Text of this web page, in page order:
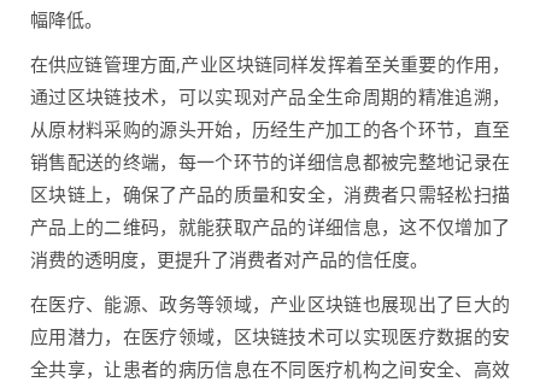
幅降低。
在供应链管理方面,产业区块链同样发挥着至关重要的作用，
通过区块链技术，可以实现对产品全生命周期的精准追溯，
从原材料采购的源头开始，历经生产加工的各个环节，直至
销售配送的终端，每一个环节的详细信息都被完整地记录在
区块链上，确保了产品的质量和安全，消费者只需轻松扫描
产品上的二维码，就能获取产品的详细信息，这不仅增加了
消费的透明度，更提升了消费者对产品的信任度。
在医疗、能源、政务等领域，产业区块链也展现出了巨大的
应用潜力，在医疗领域，区块链技术可以实现医疗数据的安
全共享，让患者的病历信息在不同医疗机构之间安全、高效